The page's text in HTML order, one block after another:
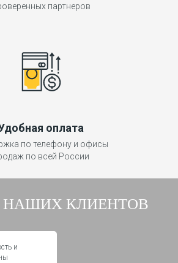
партнеров
оплата
по телефону и офисы
по всей России
КЛИЕНТОВ
и